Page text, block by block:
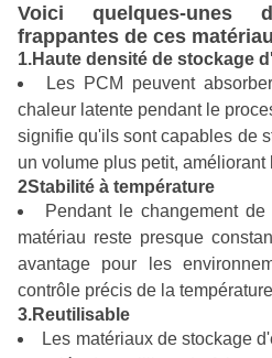
Voici quelques-unes
frappantes de ces
1.Haute densité de stockage
Les PCM peuvent
chaleur latente pendant le
signifie qu'ils sont capables de
un volume plus petit,
2Stabilité à température
Pendant le changement
matériau reste presque
avantage pour les
contrôle précis de la
3.Reutilisable
Les matériaux de stockage